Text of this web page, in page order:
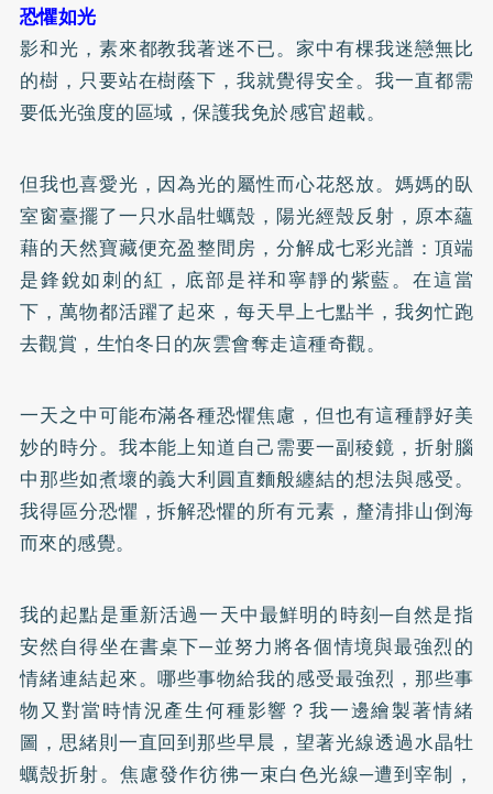
恐懼如光
影和光，素來都教我著迷不已。家中有棵我迷戀無比
的樹，只要站在樹蔭下，我就覺得安全。我一直都需
要低光強度的區域，保護我免於感官超載。
但我也喜愛光，因為光的屬性而心花怒放。媽媽的臥
室窗臺擺了一只水晶牡蠣殼，陽光經殼反射，原本蘊
藉的天然寶藏便充盈整間房，分解成七彩光譜：頂端
是鋒銳如刺的紅，底部是祥和寧靜的紫藍。在這當
下，萬物都活躍了起來，每天早上七點半，我匆忙跑
去觀賞，生怕冬日的灰雲會奪走這種奇觀。
一天之中可能布滿各種恐懼焦慮，但也有這種靜好美
妙的時分。我本能上知道自己需要一副稜鏡，折射腦
中那些如煮壞的義大利圓直麵般纏結的想法與感受。
我得區分恐懼，拆解恐懼的所有元素，釐清排山倒海
而來的感覺。
我的起點是重新活過一天中最鮮明的時刻─自然是指
安然自得坐在書桌下─並努力將各個情境與最強烈的
情緒連結起來。哪些事物給我的感受最強烈，那些事
物又對當時情況產生何種影響？我一邊繪製著情緒
圖，思緒則一直回到那些早晨，望著光線透過水晶牡
蠣殼折射。焦慮發作彷彿一束白色光線─遭到宰制，